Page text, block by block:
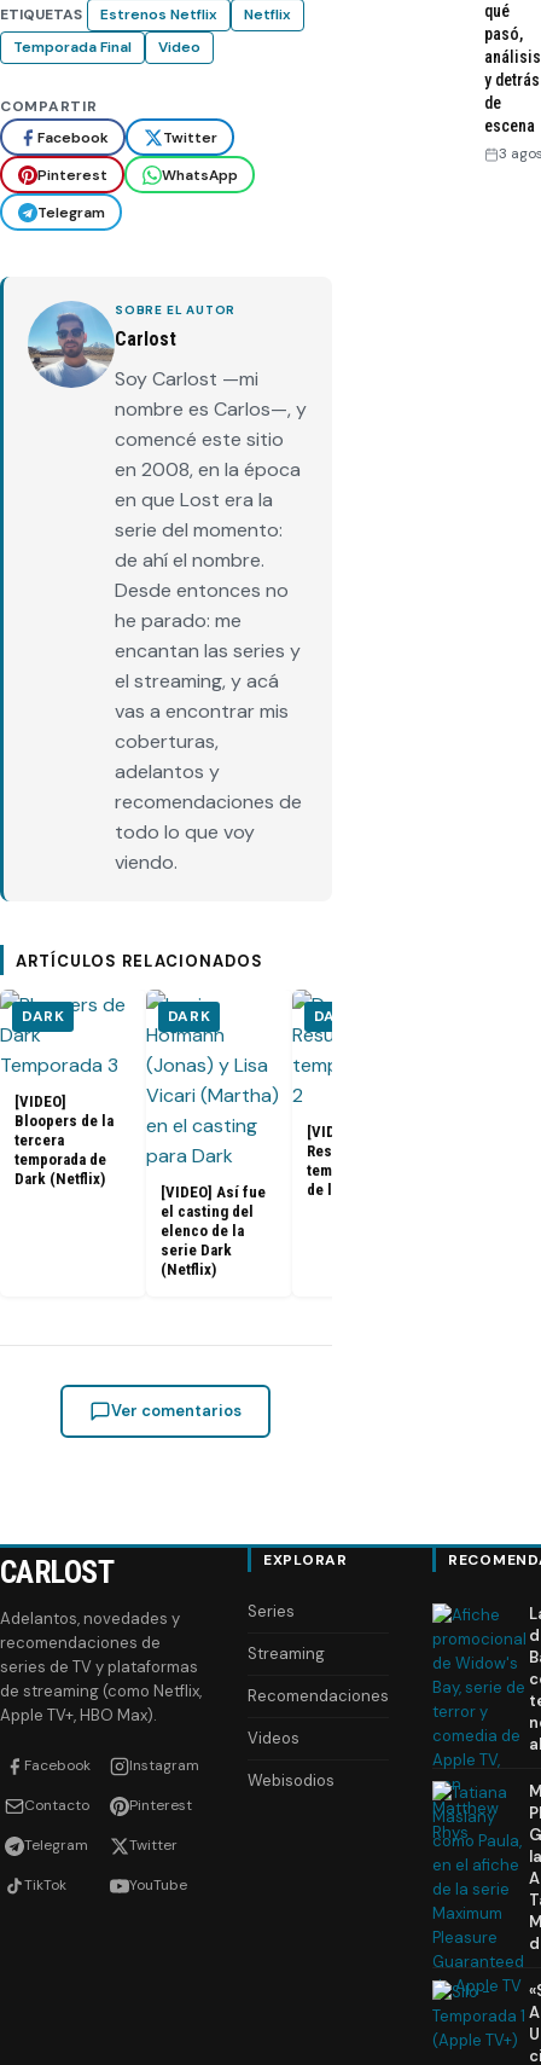
ETIQUETAS Estrenos Netflix
Netflix
Temporada Final
Video
COMPARTIR
Facebook
Twitter
Pinterest
WhatsApp
Telegram
SOBRE EL AUTOR
Carlost
Soy Carlost —mi
nombre es Carlos—, y
comencé este sitio
en 2008, en la época
en que Lost era la
serie del momento:
de ahí el nombre.
Desde entonces no
he parado: me
encantan las series y
el streaming, y acá
vas a encontrar mis
coberturas,
adelantos y
recomendaciones de
todo lo que voy
viendo.
ARTÍCULOS RELACIONADOS
DARK
[VIDEO]
Bloopers de la
tercera
temporada de
Dark (Netflix)
DARK
[VIDEO] Así fue
el casting del
elenco de la
serie Dark
(Netflix)
DARK
[VIDEO] Dark:
Resumen de las
temporadas 1 y 2
de la serie
Ver comentarios
qué
pasó,
análisis
y detrás
de
escena
3
CARLOST
Adelantos, novedades y
recomendaciones de
series de TV y plataformas
de streaming (como Netflix,
Apple TV+, HBO Max).
Facebook Instagram
Contacto Pinterest
Telegram Twitter
TikTok YouTube
EXPLORAR
Series
Streaming
Recomendaciones
Videos
Webisodios